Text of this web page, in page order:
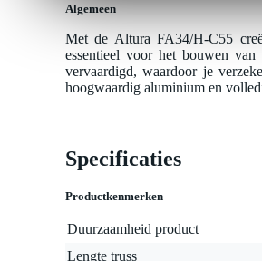
Algemeen
Met de Altura FA34/H-C55
essentieel voor het bouwen
vervaardigd, waardoor je
hoogwaardig aluminium en
Specificaties
Productkenmerken
Duurzaamheid product
Lengte truss